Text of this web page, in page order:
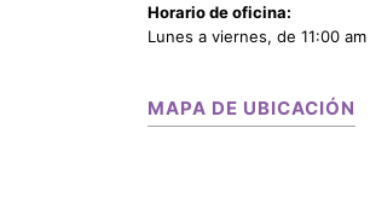
Horario de oficina:
Lunes a viernes, de 11:00
MAPA DE UBICACIÓN